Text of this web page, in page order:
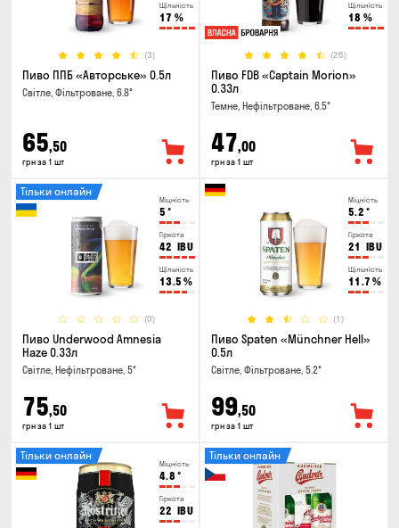
Щільність
17 %
(3)
Пиво ППБ «Авторське» 0.5л
Світле, Фільтроване, 6.8°
65,50
грн за 1 шт
Щільність
18 %
(26)
Пиво FDB «Captain Morion»
0.33л
Темне, Нефільтроване, 6.5°
47,00
грн за 1 шт
Міцність
5 °
Гіркота
42 IBU
Щільність
13.5 %
(0)
Тільки онлайн
Пиво Underwood Amnesia
Haze 0.33л
Світле, Нефільтроване, 5°
75,50
грн за 1 шт
Міцність
5.2 °
Гіркота
21 IBU
Щільність
11.7 %
(1)
Пиво Spaten «Münchner Hell»
0.5л
Світле, Фільтроване, 5.2°
99,50
грн за 1 шт
Міцність
4.8 °
Гіркота
22 IBU
Тільки онлайн Тільки онлайн